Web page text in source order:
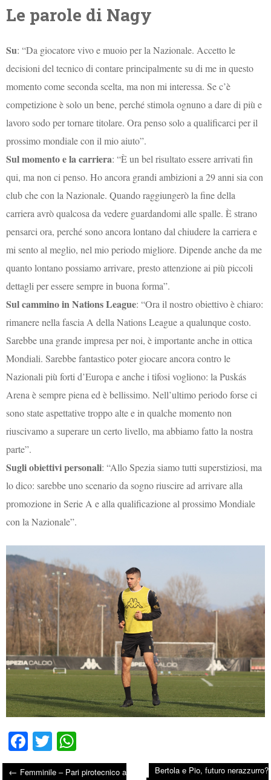
Le parole di Nagy
Su: “Da giocatore vivo e muoio per la Nazionale. Accetto le
decisioni del tecnico di contare principalmente su di me in questo
momento come seconda scelta, ma non mi interessa. Se c’è
competizione è solo un bene, perché stimola ognuno a dare di più e
lavoro sodo per tornare titolare. Ora penso solo a qualificarci per il
prossimo mondiale con il mio aiuto”.
Sul momento e la carriera: “È un bel risultato essere arrivati fin
qui, ma non ci penso. Ho ancora grandi ambizioni a 29 anni sia con
club che con la Nazionale. Quando raggiungerò la fine della
carriera avrò qualcosa da vedere guardandomi alle spalle. È strano
pensarci ora, perché sono ancora lontano dal chiudere la carriera e
mi sento al meglio, nel mio periodo migliore. Dipende anche da me
quanto lontano possiamo arrivare, presto attenzione ai più piccoli
dettagli per essere sempre in buona forma”.
Sul cammino in Nations League: “Ora il nostro obiettivo è chiaro:
rimanere nella fascia A della Nations League a qualunque costo.
Sarebbe una grande impresa per noi, è importante anche in ottica
Mondiali. Sarebbe fantastico poter giocare ancora contro le
Nazionali più forti d’Europa e anche i tifosi vogliono: la Puskás
Arena è sempre piena ed è bellissimo. Nell’ultimo periodo forse ci
sono state aspettative troppo alte e in qualche momento non
riuscivamo a superare un certo livello, ma abbiamo fatto la nostra
parte”.
Sugli obiettivi personali: “Allo Spezia siamo tutti superstiziosi, ma
lo dico: sarebbe uno scenario da sogno riuscire ad arrivare alla
promozione in Serie A e alla qualificazione al prossimo Mondiale
con la Nazionale”.
Fa
ce
T
wiha
← Femminile – Pari pirotecnico a
Bertola e Pio, futuro nerazzurro?